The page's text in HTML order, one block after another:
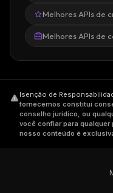
Melhores APIs de
Melhores APIs de
Isenção de
fornecemos constitui
conselho jurídico, ou
você confiar para qualquer
nosso conteúdo é